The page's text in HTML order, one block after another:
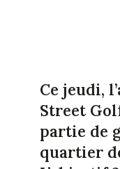
Ce jeudi,
Street
partie de
quartier